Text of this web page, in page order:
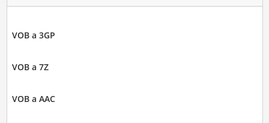
VOB a 3GP
VOB a 7Z
VOB a AAC